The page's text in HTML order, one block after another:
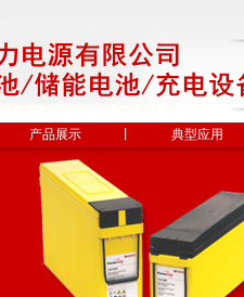
产品展示 典型应用